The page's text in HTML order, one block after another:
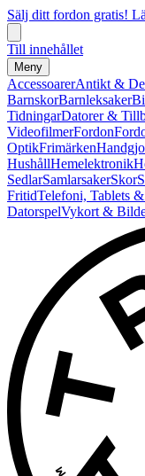
Sälj ditt fordon gratis!
Till innehållet
Meny
AccessoarerAntikt &
BarnskorBarnleksaker
TidningarDatorer &
VideofilmerFordon
OptikFrimärken
HushållHemelektronik
SedlarSamlarsakerSkor
FritidTelefoni, Tablets
DatorspelVykort &